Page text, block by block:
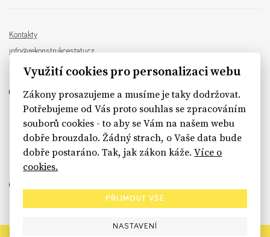
Kontakty
info@rekonstrukcestatu.cz
Návrh a vývoj: Sinfin , ilustrace:
sinfin.digital
Využití cookies pro personalizaci webu
Zákony prosazujeme a musíme je taky dodržovat.
Potřebujeme od Vás proto souhlas se zpracováním
souborů cookies - to aby se Vám na našem webu
dobře brouzdalo. Žádný strach, o Vaše data bude
dobře postaráno. Tak, jak zákon káže.Více o
cookies.
PŘIJMOUT VŠE
NASTAVENÍ